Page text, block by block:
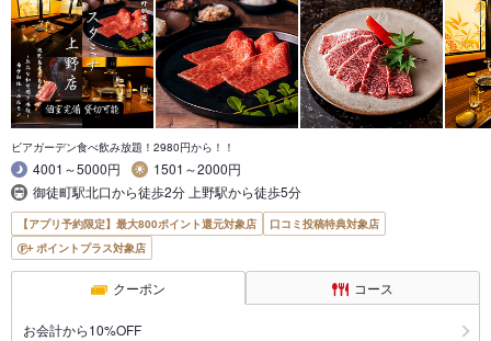
ビアガーデン食べ飲み放題！2980円から！！
4001～5000円
1501～2000円
御徒町駅北口から徒歩2分 上野駅から徒歩5分
【アプリ予約限定】最大800ポイント還元対象店
口コミ投稿特典対象店
ポイントプラス対象店
クーポン コース
お会計から10%OFF